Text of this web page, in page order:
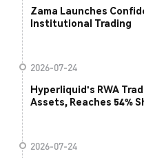
Zama Launches
Institutional Trading
2026-07-24
Hyperliquid's RWA
Assets, Reaches 54%
2026-07-24